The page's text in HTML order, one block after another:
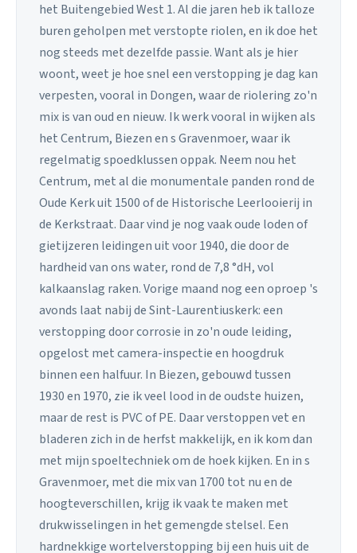
het Buitengebied West 1. Al die jaren heb ik talloze
buren geholpen met verstopte riolen, en ik doe het
nog steeds met dezelfde passie. Want als je hier
woont, weet je hoe snel een verstopping je dag kan
verpesten, vooral in Dongen, waar de riolering zo'n
mix is van oud en nieuw. Ik werk vooral in wijken als
het Centrum, Biezen en s Gravenmoer, waar ik
regelmatig spoedklussen oppak. Neem nou het
Centrum, met al die monumentale panden rond de
Oude Kerk uit 1500 of de Historische Leerlooierij in
de Kerkstraat. Daar vind je nog vaak oude loden of
gietijzeren leidingen uit voor 1940, die door de
hardheid van ons water, rond de 7,8 °dH, vol
kalkaanslag raken. Vorige maand nog een oproep 's
avonds laat nabij de Sint-Laurentiuskerk: een
verstopping door corrosie in zo'n oude leiding,
opgelost met camera-inspectie en hoogdruk
binnen een halfuur. In Biezen, gebouwd tussen
1930 en 1970, zie ik veel lood in de oudste huizen,
maar de rest is PVC of PE. Daar verstoppen vet en
bladeren zich in de herfst makkelijk, en ik kom dan
met mijn spoeltechniek om de hoek kijken. En in s
Gravenmoer, met die mix van 1700 tot nu en de
hoogteverschillen, krijg ik vaak te maken met
drukwisselingen in het gemengde stelsel. Een
hardnekkige wortelverstopping bij een huis uit de